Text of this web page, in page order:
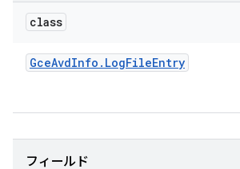
class
GceAvdInfo . LogFileEntry
フィールド